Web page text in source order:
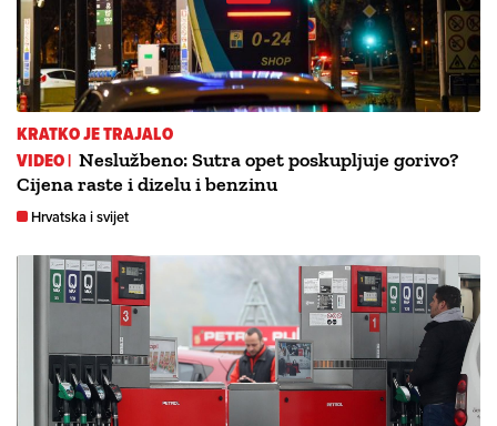
KRATKO JE TRAJALO
VIDEO | Neslužbeno: Sutra opet poskupljuje gorivo?
Cijena raste i dizelu i benzinu
Hrvatska i svijet